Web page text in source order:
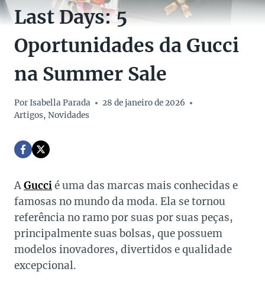
Last Days: 5
Oportunidades da Gucci
na Summer Sale
PorIsabella Parada
28 de janeiro de 2026
Artigos, Novidades
AGuccié uma das marcas mais conhecidas e
famosas no mundo da moda. Ela se tornou
referência no ramo por suas por suas peças,
principalmente suas bolsas, que possuem
modelos inovadores, divertidos e qualidade
excepcional.